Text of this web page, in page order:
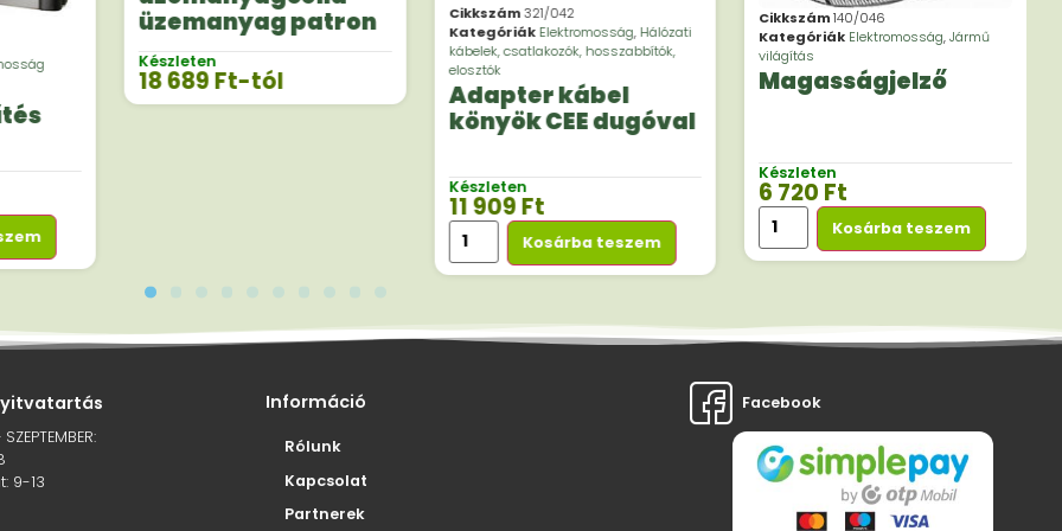
üzemanyag patron
Készleten
18 689Ft-tól
Cikkszám321/042
Kategóriák Elektromosság,Hálózati
kábelek, csatlakozók, hosszabbítók,
elosztók
Adapter kábel
könyök CEE dugóval
Készleten
11 909Ft
Kosárba teszem
Cikkszám140/046
Kategóriák Elektromosság,Jármű
világítás
Magasságjelző
Készleten
6 720 Ft
Kosárba teszem
9-13
Információ
Rólunk
Kapcsolat
Partnerek
Facebook